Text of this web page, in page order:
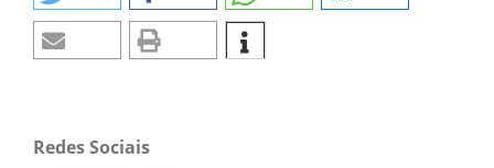
Redes Sociais